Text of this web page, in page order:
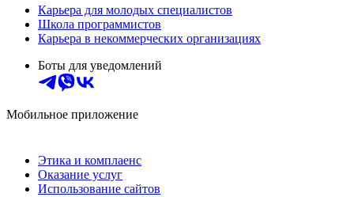
Карьера для молодых специалистов
Школа программистов
Карьера в некоммерческих организациях
Боты для уведомлений
Мобильное приложение
Этика и комплаенс
Оказание услуг
Использование сайтов